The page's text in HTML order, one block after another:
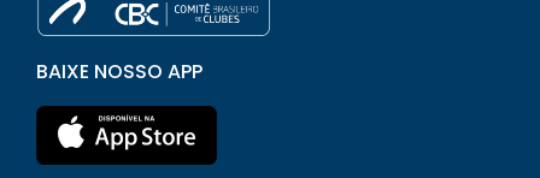
BAIXE NOSSO APP